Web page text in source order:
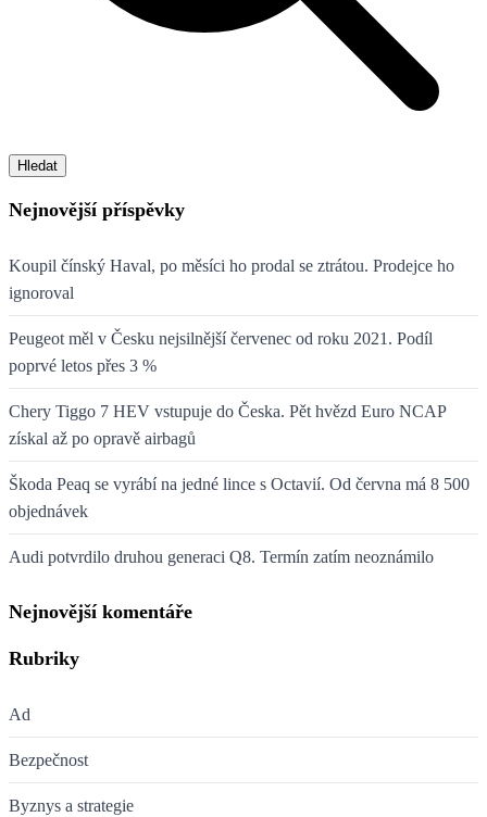
Hledat
Nejnovější příspěvky
Koupil čínský Haval, po měsíci ho prodal se ztrátou. Prodejce ho
ignoroval
Peugeot měl v Česku nejsilnější červenec od roku 2021. Podíl
poprvé letos přes 3 %
Chery Tiggo 7 HEV vstupuje do Česka. Pět hvězd Euro NCAP
získal až po opravě airbagů
Škoda Peaq se vyrábí na jedné lince s Octavií. Od června má 8 500
objednávek
Audi potvrdilo druhou generaci Q8. Termín zatím neoznámilo
Nejnovější komentáře
Rubriky
Ad
Bezpečnost
Byznys a strategie